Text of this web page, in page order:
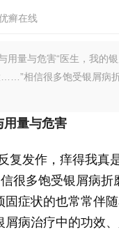
癣在线
用量与危害“医生，我的
相信很多饱受银屑病
用量与危害
复发作，痒得我真
很多饱受银屑病折
固症状的也常常伴
屑病治疗中的功效